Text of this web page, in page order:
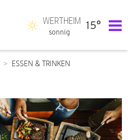
WERTHEIM
sonnig
15°
ESSEN & TRINKEN